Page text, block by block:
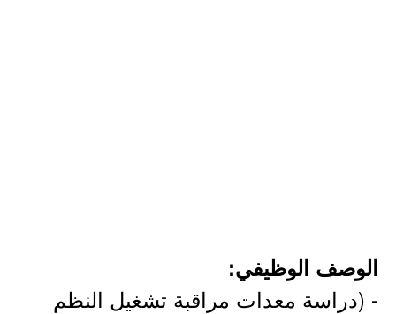
الوصف الوظيفي:
- (دراسة معدات مراقبة تشغيل النظم